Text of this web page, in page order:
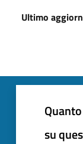
Ultimo
su